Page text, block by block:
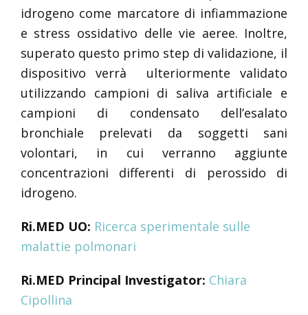
idrogeno come marcatore di infiammazione
e stress ossidativo delle vie aeree. Inoltre,
superato questo primo step di validazione, il
dispositivo verrà ulteriormente validato
utilizzando campioni di saliva artificiale e
campioni di condensato dell’esalato
bronchiale prelevati da soggetti sani
volontari, in cui verranno aggiunte
concentrazioni differenti di perossido di
idrogeno.
Ri.MED UO: Ricerca sperimentale sulle
malattie polmonari
Ri.MED Principal Investigator: Chiara
Cipollina